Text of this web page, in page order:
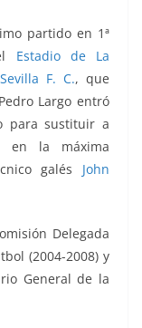
partido en 1ª
Estadio de La
Sevilla F. C., que
Largo entró
para sustituir a
en la máxima
galés John
Delegada
(2004-2008) y
General de la